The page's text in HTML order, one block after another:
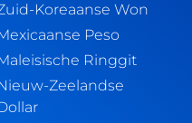
Koreaanse Won
Peso
Ringgit
Zeelandse